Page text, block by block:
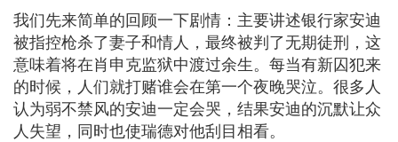
我们先来简单的回顾一下剧情：主要讲述银行家安迪
被指控枪杀了妻子和情人，最终被判了无期徒刑，这
意味着将在肖申克监狱中渡过余生。每当有新囚犯来
的时候，人们就打赌谁会在第一个夜晚哭泣。很多人
认为弱不禁风的安迪一定会哭，结果安迪的沉默让众
人失望，同时也使瑞德对他刮目相看。